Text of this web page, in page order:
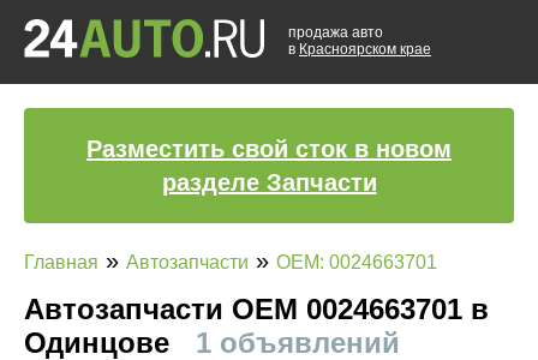
продажа авто
в Красноярском крае
Разместить свой сток в новом
разделе Запчасти
Главная » Автозапчасти » OEM: 0024663701
Автозапчасти ОЕМ 0024663701 в
Одинцове
1 объявлений